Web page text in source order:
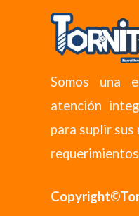
Somos una
atención
para suplir sus